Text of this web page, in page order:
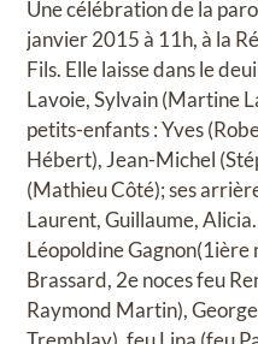
Une célébration de la
janvier 2015 à 11h, à la
Fils. Elle laisse dans le
Lavoie, Sylvain (Martine
petits-enfants : Yves
Hébert), Jean-Michel
(Mathieu Côté); ses
Laurent, Guillaume,
Léopoldine
Brassard, 2e noces feu
Raymond Martin),